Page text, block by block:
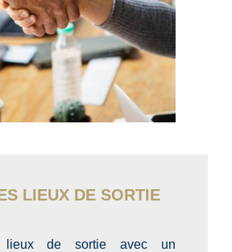
LIEUX DE SORTIE
lieux de sortie avec un